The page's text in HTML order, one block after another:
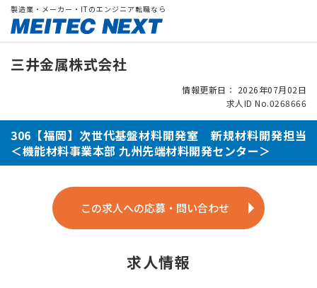
製造業・メーカー・ITのエンジニア転職なら
三井金属株式会社
情報更新日： 2026年07月02日
求人ID No.0268666
306【福岡】次世代基盤材料開発室 新規材料開発担当
＜機能材料事業本部 九州先端材料開発センター＞
この求人への応募・問い合わせ
求人情報